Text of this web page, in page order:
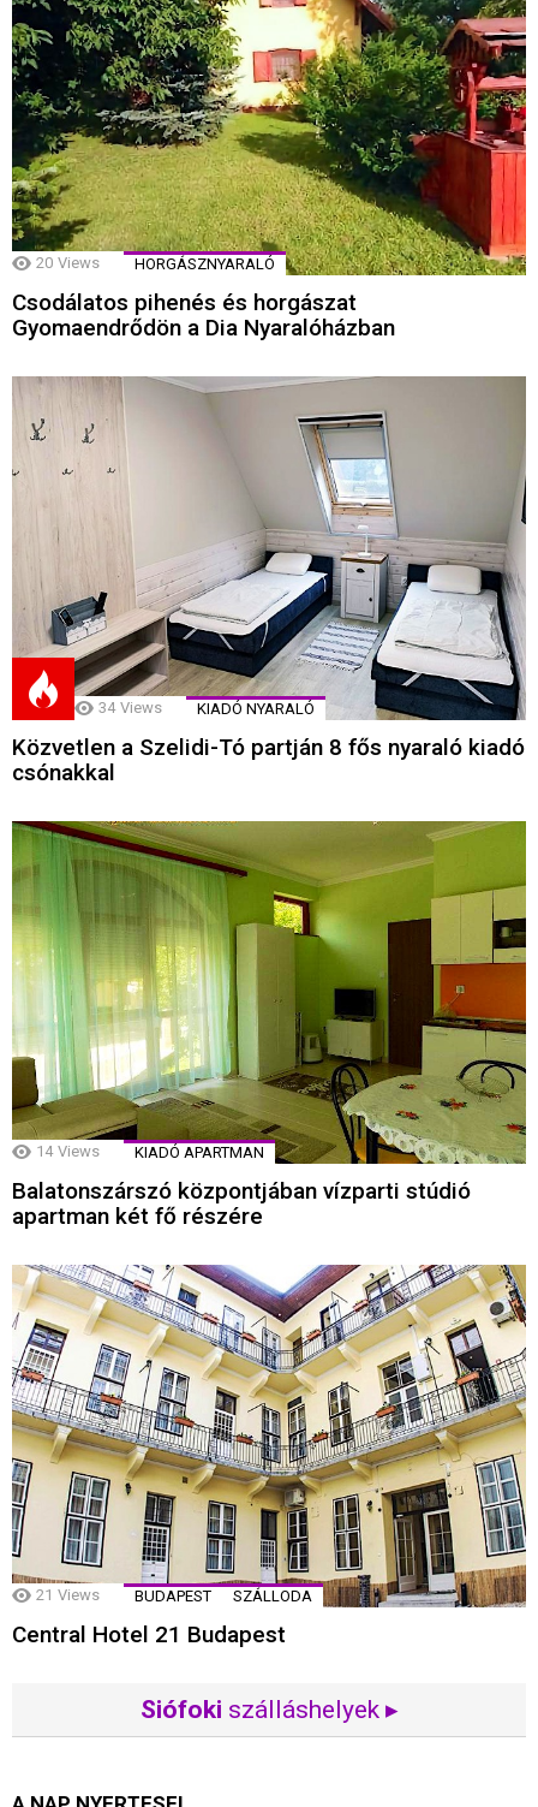
20 Views HORGÁSZNYARALÓ
Csodálatos pihenés és horgászat
Gyomaendrődön a Dia Nyaralóházban
34 Views KIADÓ NYARALÓ
Közvetlen a Szelidi-Tó partján 8 fős nyaraló kiadó
csónakkal
14 Views KIADÓ APARTMAN
Balatonszárszó központjában vízparti stúdió
apartman két fő részére
21 Views BUDAPEST SZÁLLODA
Central Hotel 21 Budapest
Siófoki szálláshelyek ▸